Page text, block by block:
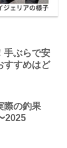
手ぶらで安
すすめはど
際の釣果
2025